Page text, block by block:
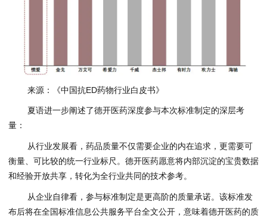
来源：《中国抗ED药物行业白皮书》
夏语进一步阐述了德开医药深度参与本次标准制定的深层考
量：
从行业发展看，药品质量不仅需要企业的内在追求，更需要可
衡量、可比较的统一行业标尺。德开医药愿意将内部沉淀的宝贵数据
和经验开放共享，转化为全行业共同的技术参考。
从企业自律看，参与标准制定是更高阶的质量承诺。该标准发
布后将在全国标准信息公共服务平台全文公开，意味着德开医药的质